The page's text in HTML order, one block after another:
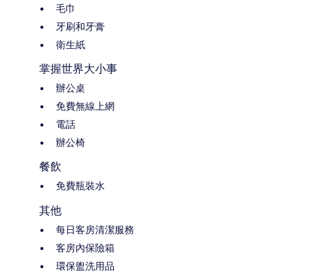
毛巾
牙刷和牙膏
衛生紙
掌握世界大小事
辦公桌
免費無線上網
電話
辦公椅
餐飲
免費瓶裝水
其他
每日客房清潔服務
客房內保險箱
環保盥洗用品